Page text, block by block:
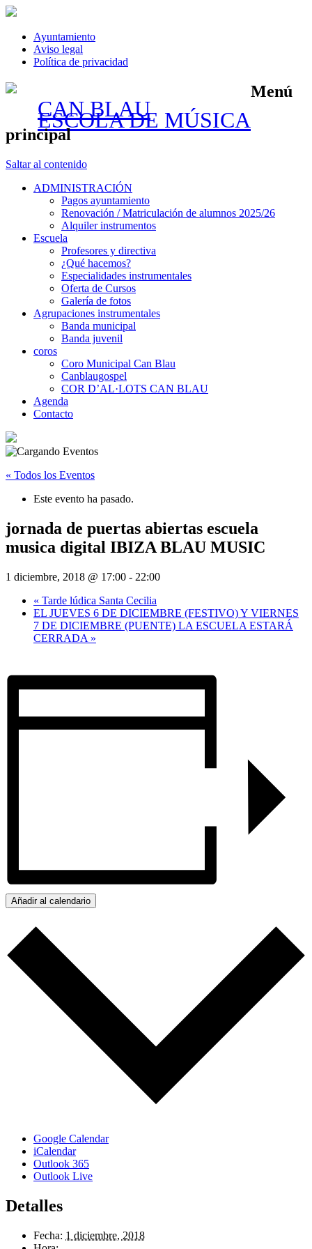
Ayuntamiento
Aviso legal
Política de privacidad
CAN BLAU
ESCOLA DE MÚSICA
Menú
principal
Saltar al contenido
ADMINISTRACIÓN
Pagos ayuntamiento
Renovación / Matriculación de alumnos 2025/26
Alquiler instrumentos
Escuela
Profesores y directiva
¿Qué hacemos?
Especialidades instrumentales
Oferta de Cursos
Galería de fotos
Agrupaciones instrumentales
Banda municipal
Banda juvenil
coros
Coro Municipal Can Blau
Canblaugospel
COR D’AL·LOTS CAN BLAU
Agenda
Contacto
« Todos los Eventos
Este evento ha pasado.
jornada de puertas abiertas escuela
musica digital IBIZA BLAU MUSIC
1 diciembre, 2018 @ 17:00 - 22:00
« Tarde lúdica Santa Cecilia
EL JUEVES 6 DE DICIEMBRE (FESTIVO) Y VIERNES
7 DE DICIEMBRE (PUENTE) LA ESCUELA ESTARÁ
CERRADA »
Añadir al calendario
Google Calendar
iCalendar
Outlook 365
Outlook Live
Detalles
Fecha: 1 diciembre, 2018